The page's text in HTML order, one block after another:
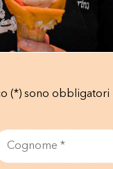
(*) sono obbligatori